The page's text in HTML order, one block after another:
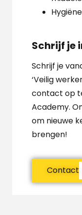
Schrijf je
Schrijf je
‘Veilig
contact op
Academy.
om nieuwe
brengen!
Contact